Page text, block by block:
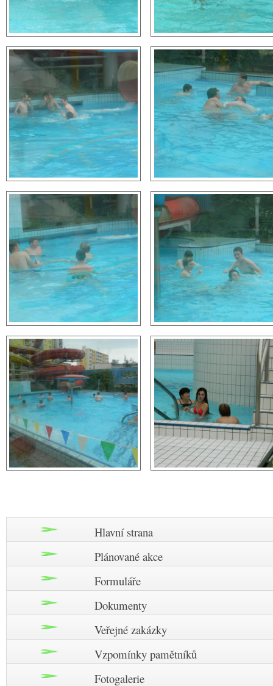
Hlavní strana
Plánované akce
Formuláře
Dokumenty
Veřejné zakázky
Vzpomínky pamětníků
Fotogalerie